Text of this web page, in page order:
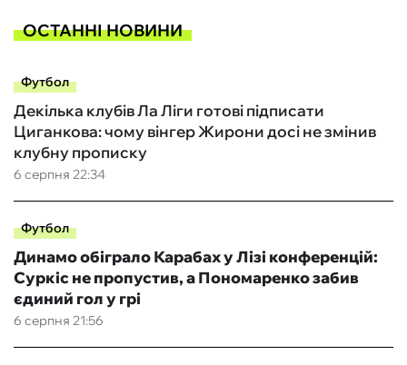
ОСТАННІ НОВИНИ
Футбол
6 серпня 22:34
Декілька клубів Ла Ліги готові підписати
Циганкова: чому вінгер Жирони досі не змінив
клубну прописку
Футбол
6 серпня 21:56
Динамо обіграло Карабах у Лізі конференцій:
Суркіс не пропустив, а Пономаренко забив
єдиний гол у грі